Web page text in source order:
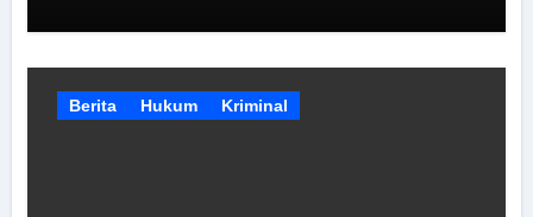
Berita Hukum Kriminal